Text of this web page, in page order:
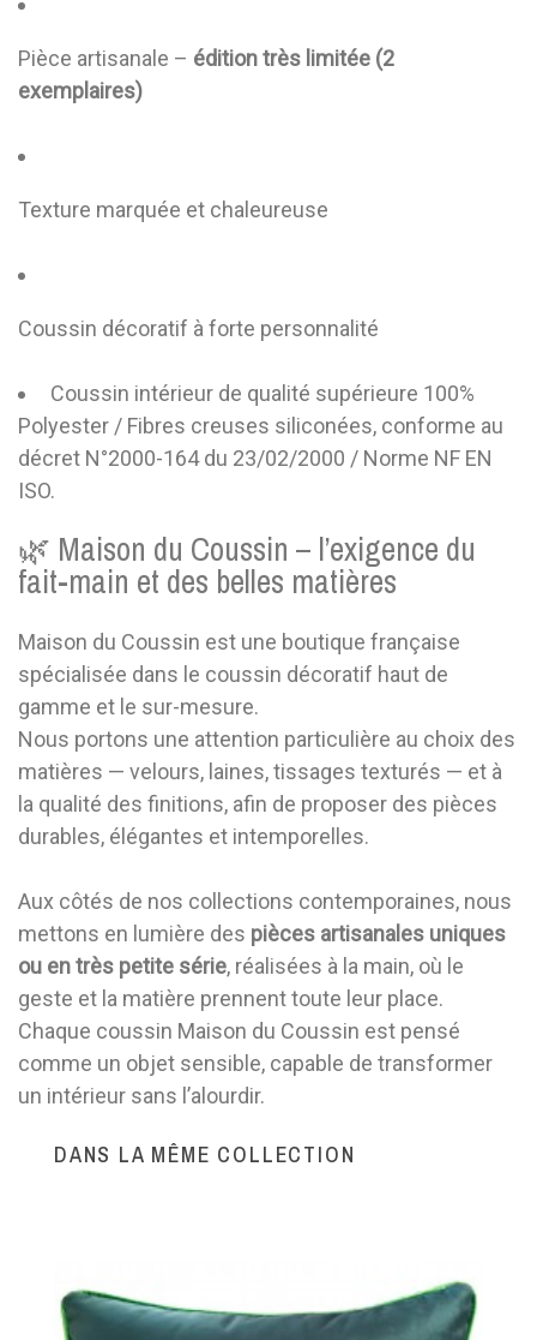
Pièce artisanale – édition très limitée (2
exemplaires)
Texture marquée et chaleureuse
Coussin décoratif à forte personnalité
Coussin intérieur de qualité supérieure 100%
Polyester / Fibres creuses siliconées, conforme au
décret N°2000-164 du 23/02/2000 / Norme NF EN
ISO.
🌿 Maison du Coussin – l’exigence du
fait-main et des belles matières
Maison du Coussin est une boutique française
spécialisée dans le coussin décoratif haut de
gamme et le sur-mesure.
Nous portons une attention particulière au choix des
matières — velours, laines, tissages texturés — et à
la qualité des finitions, afin de proposer des pièces
durables, élégantes et intemporelles.
Aux côtés de nos collections contemporaines, nous
mettons en lumière des pièces artisanales uniques
ou en très petite série, réalisées à la main, où le
geste et la matière prennent toute leur place.
Chaque coussin Maison du Coussin est pensé
comme un objet sensible, capable de transformer
un intérieur sans l’alourdir.
DANS LA MÊME COLLECTION